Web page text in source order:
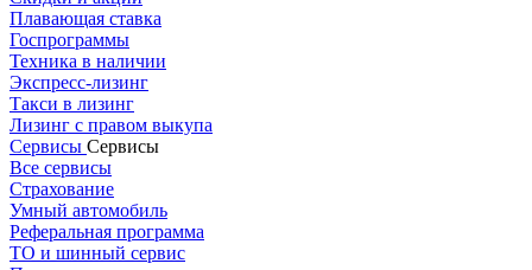
Плавающая ставка
Госпрограммы
Техника в наличии
Экспресс-лизинг
Такси в лизинг
Лизинг с правом выкупа
Сервисы Сервисы
Все сервисы
Страхование
Умный автомобиль
Реферальная программа
ТО и шинный сервис